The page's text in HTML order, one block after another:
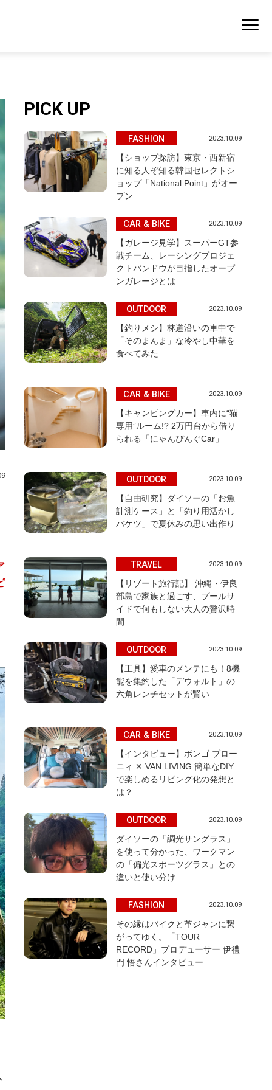
PICK UP
FASHION 2023.10.09
【ショップ探訪】東京・西新宿
に知る人ぞ知る韓国セレクトシ
ョップ「National Point」がオー
プン
CAR & BIKE 2023.10.09
【ガレージ見学】スーパーGT参
戦チーム、レーシングプロジェ
クトバンドウが目指したオープ
ンガレージとは
OUTDOOR 2023.10.09
【釣りメシ】林道沿いの車中で
「そのまんま」な冷やし中華を
食べてみた
CAR & BIKE 2023.10.09
【キャンピングカー】車内に“猫
専用”ルーム!? 2万円台から借り
られる「にゃんぴんぐCar」
OUTDOOR 2023.10.09
【自由研究】ダイソーの「お魚
計測ケース」と「釣り用活かし
バケツ」で夏休みの思い出作り
TRAVEL 2023.10.09
【リゾート旅行記】 沖縄・伊良
部島で家族と過ごす、プールサ
イドで何もしない大人の贅沢時
間
OUTDOOR 2023.10.09
【工具】愛車のメンテにも！8機
能を集約した「デウォルト」の
六角レンチセットが賢い
CAR & BIKE 2023.10.09
【インタビュー】ボンゴ ブロー
ニィ ✕ VAN LIVING 簡単なDIY
で楽しめるリビング化の発想と
は？
OUTDOOR 2023.10.09
ダイソーの「調光サングラス」
を使って分かった、ワークマン
の「偏光スポーツグラス」との
違いと使い分け
FASHION 2023.10.09
その縁はバイクと革ジャンに繋
がってゆく。「TOUR
RECORD」プロデューサー 伊禮
門 悟さんインタビュー